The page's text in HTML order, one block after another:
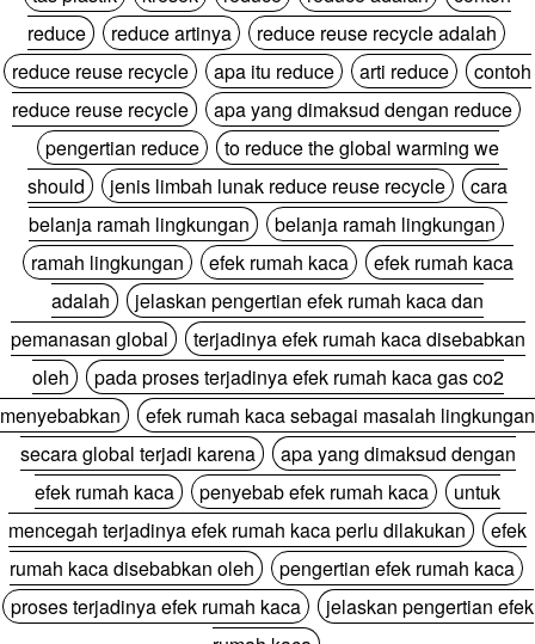
reduce
reduce artinya
reduce reuse recycle adalah
reduce reuse recycle
apa itu reduce arti reduce
contoh
reduce reuse recycle
apa yang dimaksud dengan reduce
pengertian reduce
to reduce the global warming we
should
jenis limbah lunak reduce reuse recycle
cara
belanja ramah lingkungan
belanja ramah lingkungan
ramah lingkungan
efek rumah kaca
efek rumah kaca
adalah
jelaskan pengertian efek rumah kaca dan
pemanasan global
terjadinya efek rumah kaca disebabkan
oleh
pada proses terjadinya efek rumah kaca gas co2
menyebabkan
efek rumah kaca sebagai masalah lingkungan
secara global terjadi karena
apa yang dimaksud dengan
efek rumah kaca
penyebab efek rumah kaca
untuk
mencegah terjadinya efek rumah kaca perlu dilakukan
efek
rumah kaca disebabkan oleh
pengertian efek rumah kaca
proses terjadinya efek rumah kaca
jelaskan pengertian efek